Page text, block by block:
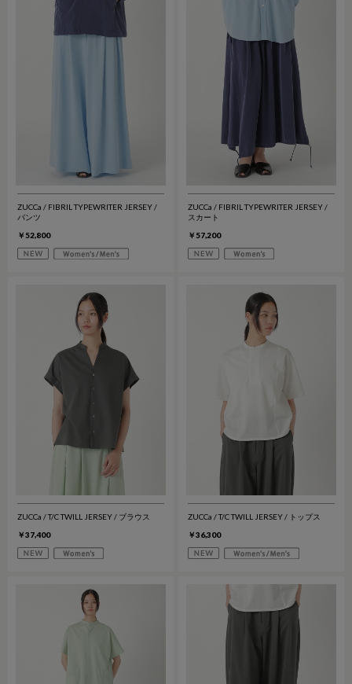
ZUCCa / FIBRIL TYPEWRITER JERSEY /
パンツ
￥52,800
ZUCCa / FIBRIL TYPEWRITER JERSEY /
スカート
￥57,200
ZUCCa / T/C TWILL JERSEY / ブラウス
￥37,400
ZUCCa / T/C TWILL JERSEY / トップス
￥36,300